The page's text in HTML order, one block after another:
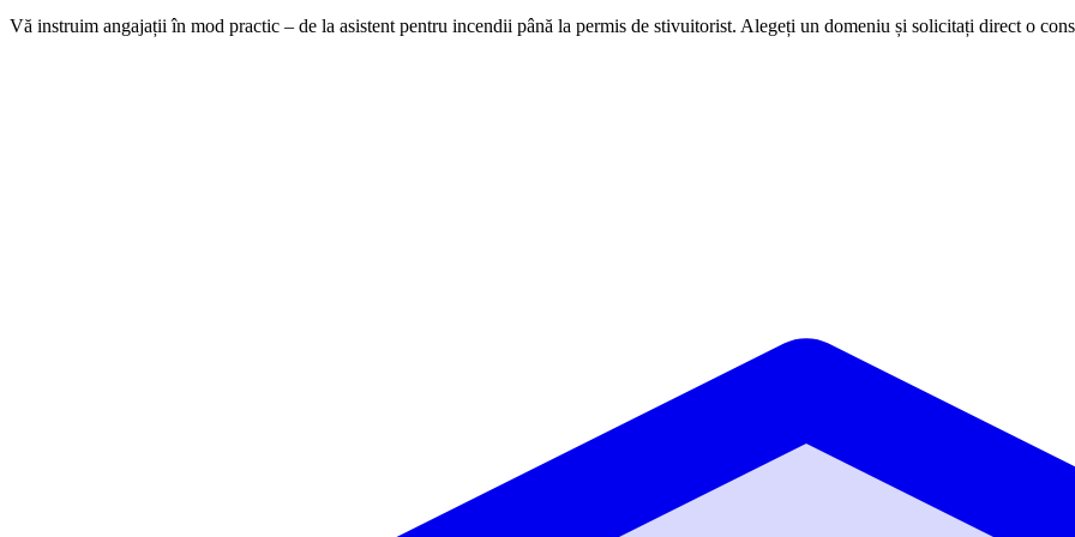
Vă instruim angajații în mod practic – de la asistent pentru incendii până la permis de stivuitorist. Alegeți un domeniu și solicitați direct o